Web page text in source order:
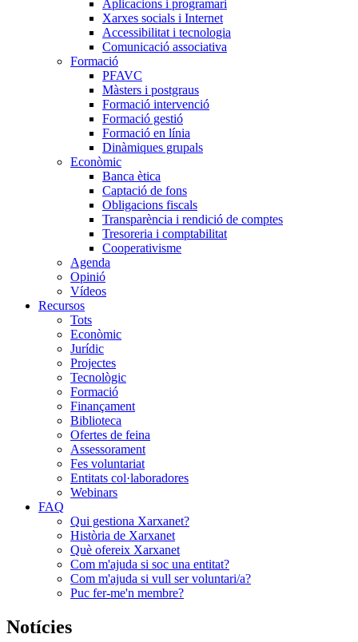
Aplicacions i programari
Xarxes socials i Internet
Accessibilitat i tecnologia
Comunicació associativa
Formació
PFAVC
Màsters i postgraus
Formació intervenció
Formació gestió
Formació en línia
Dinàmiques grupals
Econòmic
Banca ètica
Captació de fons
Obligacions fiscals
Transparència i rendició de comptes
Tresoreria i comptabilitat
Cooperativisme
Agenda
Opinió
Vídeos
Recursos
Tots
Econòmic
Jurídic
Projectes
Tecnològic
Formació
Finançament
Biblioteca
Ofertes de feina
Assessorament
Fes voluntariat
Entitats col·laboradores
Webinars
FAQ
Qui gestiona Xarxanet?
Història de Xarxanet
Què ofereix Xarxanet
Com m'ajuda si soc una entitat?
Com m'ajuda si vull ser voluntari/a?
Puc fer-me'n membre?
Notícies